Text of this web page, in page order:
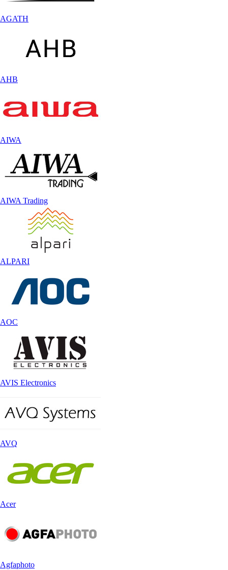
AGATH
AHB
AIWA
AIWA Trading
ALPARI
AOC
AVIS Electronics
AVQ
Acer
Agfaphoto